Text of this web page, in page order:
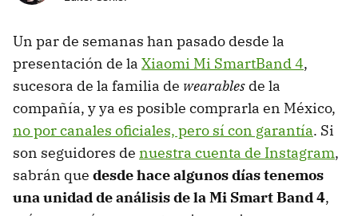
Un par de semanas han pasado desde la
presentación de la Xiaomi Mi SmartBand 4,
sucesora de la familia de wearables de la
compañía, y ya es posible comprarla en México,
no por canales oficiales, pero sí con garantía. Si
son seguidores de nuestra cuenta de Instagram,
sabrán que desde hace algunos días tenemos
una unidad de análisis de la Mi Smart Band 4,